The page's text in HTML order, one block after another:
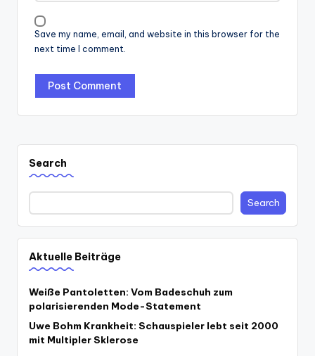
Save my name, email, and website in this browser for the
next time I comment.
Search
Search
Aktuelle Beiträge
Weiße Pantoletten: Vom Badeschuh zum
polarisierenden Mode-Statement
Uwe Bohm Krankheit: Schauspieler lebt seit 2000
mit Multipler Sklerose